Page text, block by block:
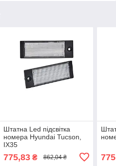
Штатна Led підсвітка
номера Hyundai Tucson,
IX35
775,83₴ 862,04 ₴